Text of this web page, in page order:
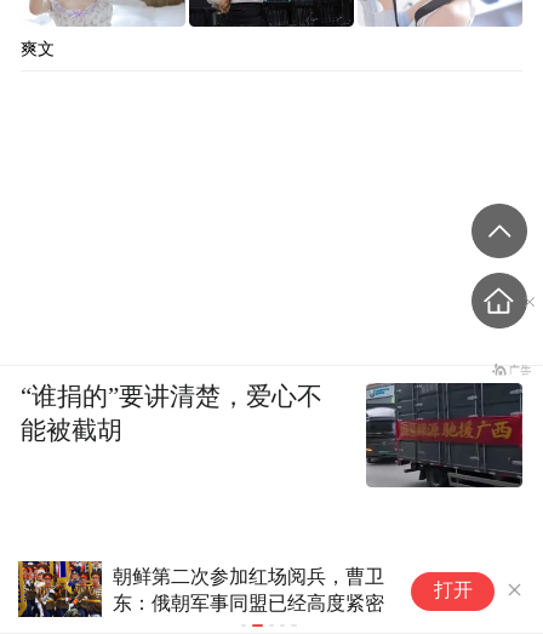
朝鲜第二次参加红场阅兵，曹卫
东：俄朝军事同盟已经高度紧密
打开
爽文
“谁捐的”要讲清楚，爱心不
能被截胡